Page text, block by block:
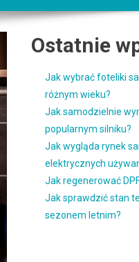
Ostatnie
Jak wybrać foteliki
różnym wieku?
Jak samodzielnie
popularnym silniku?
Jak wygląda rynek
elektrycznych
Jak regenerować
Jak sprawdzić stan
sezonem letnim?